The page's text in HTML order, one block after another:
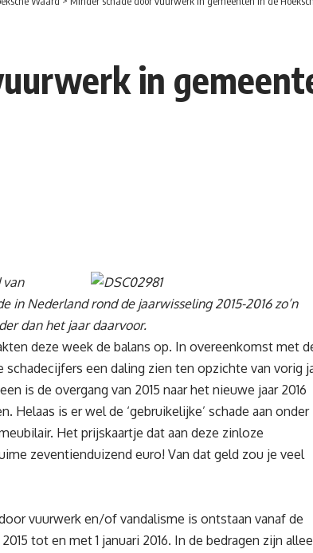
in
van
in Nederland rond de jaarwisseling 2015-2016 zo’n
dan het jaar daarvoor.
deze week de balans op. In overeenkomst met
een daling zien ten opzichte van vorig
is de overgang van 2015 naar het nieuwe jaar 2016
Helaas is er wel de ‘gebruikelijke’ schade aan onder
Het prijskaartje dat aan deze zinloze
zeventienduizend euro! Van dat geld zou je veel
vuurwerk en/of vandalisme is ontstaan vanaf de
tot en met 1 januari 2016. In de bedragen zijn